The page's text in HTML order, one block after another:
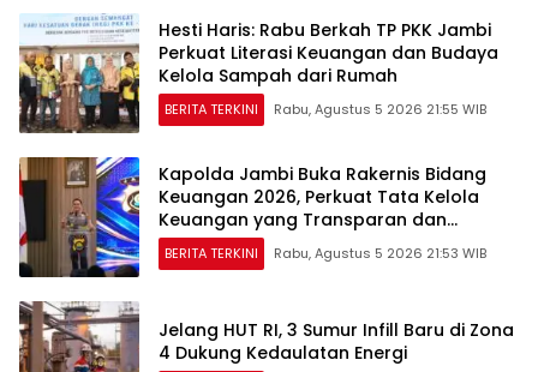
Hesti Haris: Rabu Berkah TP PKK Jambi
Perkuat Literasi Keuangan dan Budaya
Kelola Sampah dari Rumah
BERITA TERKINI Rabu, Agustus 5 2026 21:55 WIB
Kapolda Jambi Buka Rakernis Bidang
Keuangan 2026, Perkuat Tata Kelola
Keuangan yang Transparan dan
Akuntabel
BERITA TERKINI Rabu, Agustus 5 2026 21:53 WIB
Jelang HUT RI, 3 Sumur Infill Baru di Zona
4 Dukung Kedaulatan Energi